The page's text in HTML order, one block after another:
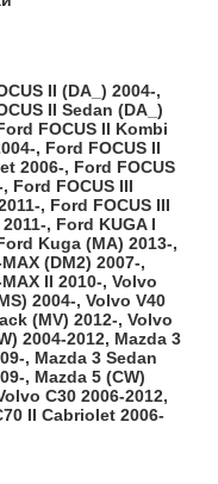
II (DA_) 2004-,
II Sedan (DA_)
FOCUS II Kombi
, Ford FOCUS II
2006-, Ford FOCUS
, Ford FOCUS III
, Ford FOCUS III
, Ford KUGA I
Kuga (MA) 2013-,
(DM2) 2007-,
II 2010-, Volvo
2004-, Volvo V40
(MV) 2012-, Volvo
2004-2012, Mazda 3
, Mazda 3 Sedan
, Mazda 5 (CW)
C30 2006-2012,
II Cabriolet 2006-